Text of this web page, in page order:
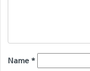
Name *